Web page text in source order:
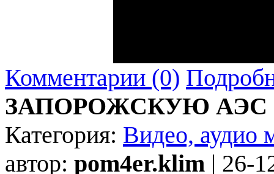
Комментарии (0)
ЗАПОРОЖСКУЮ АЭС
Категория: Видео, аудио
автор: pom4er.klim | 26-